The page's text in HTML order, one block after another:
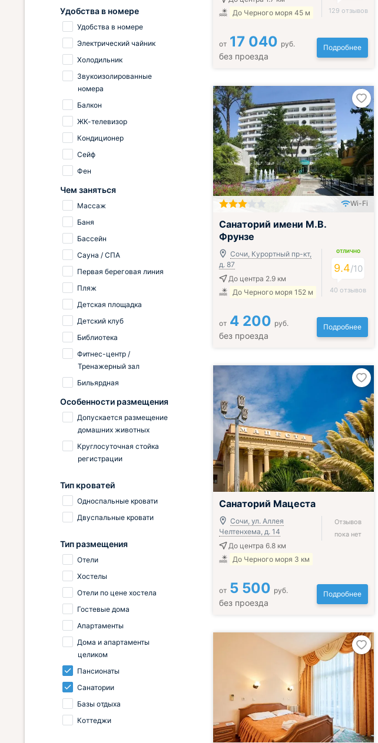
До Черного моря 45 м
129 отзывов
от 17 040 руб.
без проезда
Подробнее
Всё включено
Wi-Fi
Санаторий имени М.В.
Фрунзе
Сочи, Курортный пр-кт,
д. 87
До центра 2.9 км
До Черного моря 152 м
ОТЛИЧНО
9.4/10
40 отзывов
от 4 200 руб.
без проезда
Подробнее
Санаторий Мацеста
Сочи, ул. Аллея
Челтенхема, д. 14
До центра 6.8 км
До Черного моря 3 км
Отзывов
пока нет
от 5 500 руб.
без проезда
Подробнее
Удобства в номере
Удобства в номере
Электрический чайник
Холодильник
Звукоизолированные
номера
Балкон
ЖК-телевизор
Кондиционер
Сейф
Фен
Чем заняться
Массаж
Баня
Бассейн
Сауна / СПА
Первая береговая линия
Пляж
Детская площадка
Детский клуб
Библиотека
Фитнес-центр /
Тренажерный зал
Бильярдная
Особенности размещения
Допускается размещение
домашних животных
Круглосуточная стойка
регистрации
Тип кроватей
Односпальные кровати
Двуспальные кровати
Тип размещения
Отели
Хостелы
Отели по цене хостела
Гостевые дома
Апартаменты
Дома и апартаменты
целиком
Пансионаты
Санатории
Базы отдыха
Коттеджи